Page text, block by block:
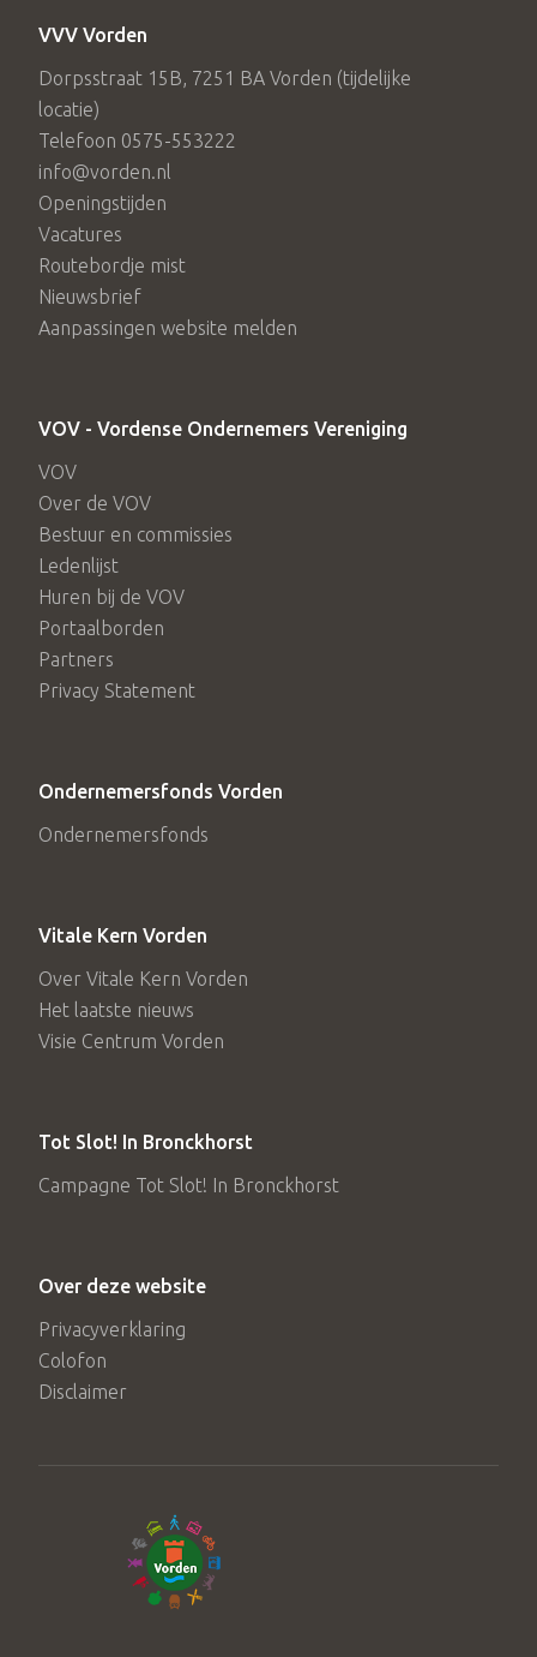
VVV Vorden
Dorpsstraat 15B, 7251 BA Vorden (tijdelijke
locatie)
Telefoon 0575-553222
info@vorden.nl
Openingstijden
Vacatures
Routebordje mist
Nieuwsbrief
Aanpassingen website melden
VOV - Vordense Ondernemers Vereniging
VOV
Over de VOV
Bestuur en commissies
Ledenlijst
Huren bij de VOV
Portaalborden
Partners
Privacy Statement
Ondernemersfonds Vorden
Ondernemersfonds
Vitale Kern Vorden
Over Vitale Kern Vorden
Het laatste nieuws
Visie Centrum Vorden
Tot Slot! In Bronckhorst
Campagne Tot Slot! In Bronckhorst
Over deze website
Privacyverklaring
Colofon
Disclaimer